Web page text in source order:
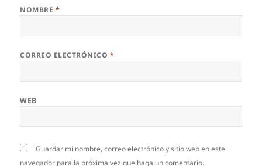
NOMBRE *
CORREO ELECTRÓNICO *
WEB
Guardar mi nombre, correo electrónico y sitio web en este
navegador para la próxima vez que haga un comentario.